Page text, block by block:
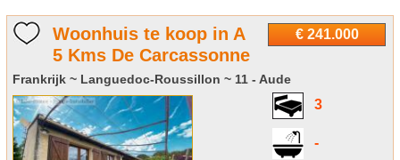
€ 241.000
Woonhuis te koop in A
5 Kms De Carcassonne
Frankrijk ~ Languedoc-Roussillon ~ 11 - Aude
3
-